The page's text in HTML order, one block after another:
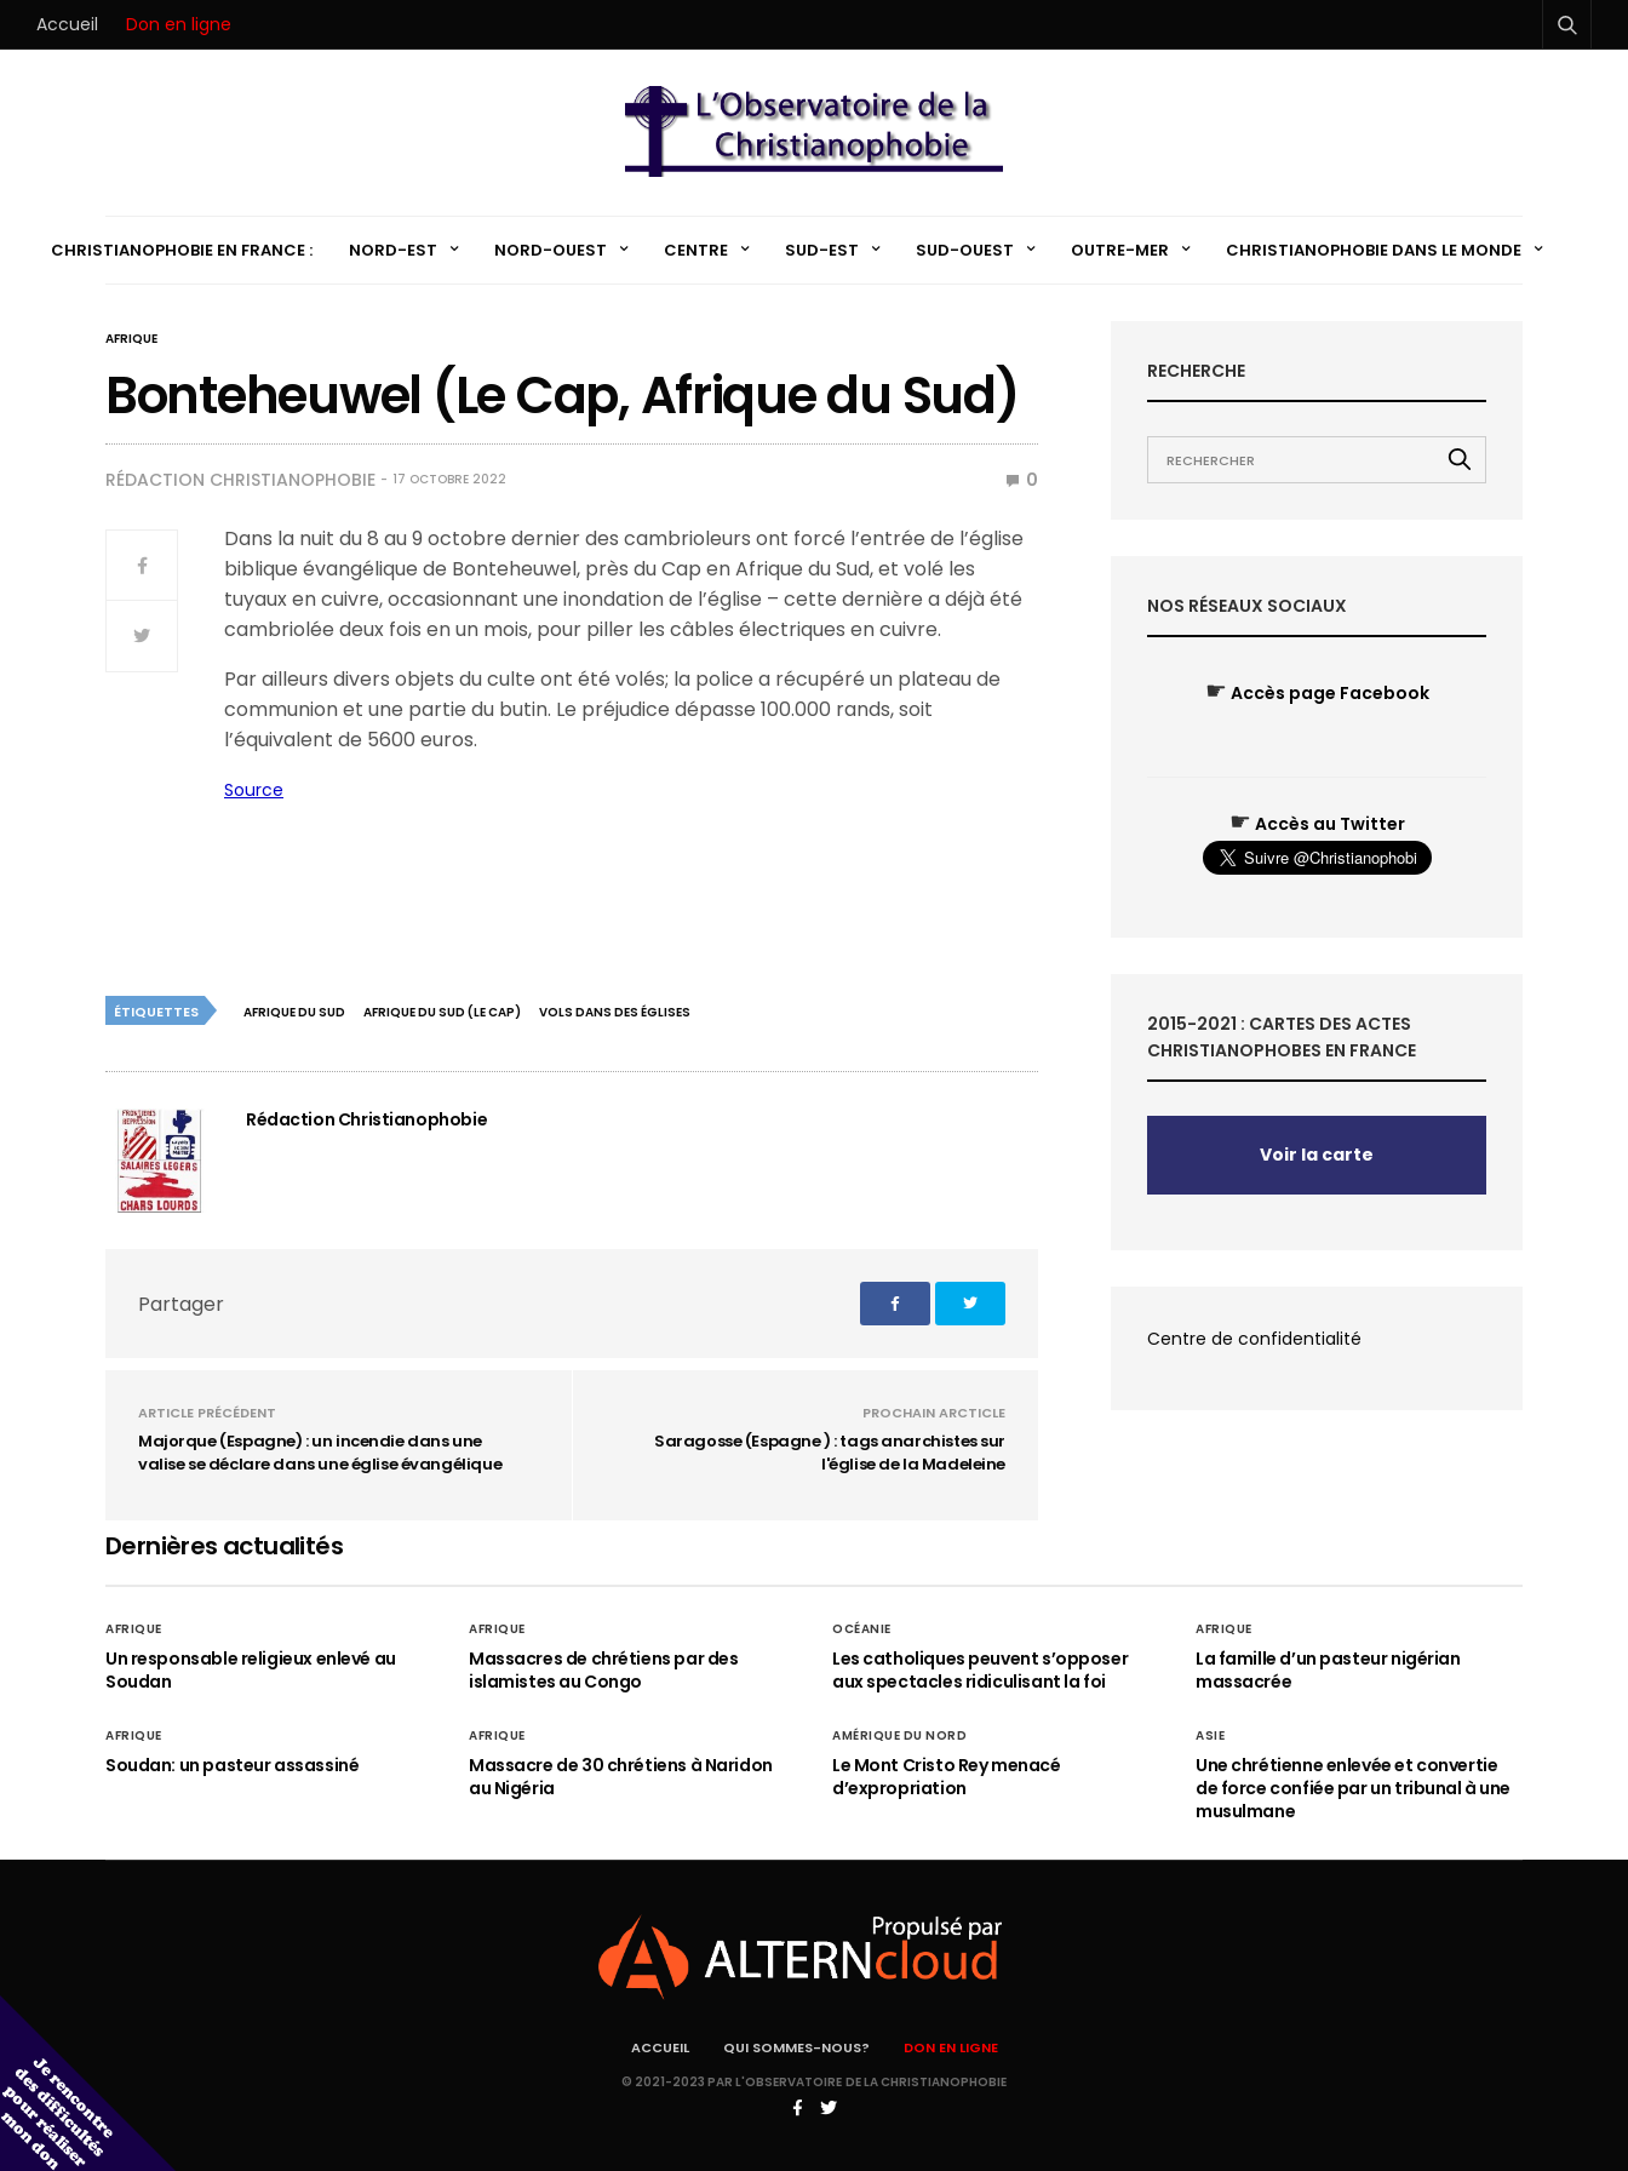
Accueil Don en ligne
CHRISTIANOPHOBIE EN FRANCE : NORD-EST NORD-OUEST CENTRE SUD-EST SUD-OUEST OUTRE-MER CHRISTIANOPHOBIE DANS LE MONDE
AFRIQUE
Bonteheuwel (Le Cap, Afrique du Sud)
RÉDACTION CHRISTIANOPHOBIE 17 OCTOBRE 2022 0
Dans la nuit du 8 au 9 octobre dernier des cambrioleurs ont forcé l’entrée de l’église
biblique évangélique de Bonteheuwel, près du Cap en Afrique du Sud, et volé les
tuyaux en cuivre, occasionnant une inondation de l’église – cette dernière a déjà été
cambriolée deux fois en un mois, pour piller les câbles électriques en cuivre.
Par ailleurs divers objets du culte ont été volés; la police a récupéré un plateau de
communion et une partie du butin. Le préjudice dépasse 100.000 rands, soit
l’équivalent de 5600 euros.
Source
ÉTIQUETTES AFRIQUE DU SUD AFRIQUE DU SUD (LE CAP) VOLS DANS DES ÉGLISES
Rédaction Christianophobie
Partager
ARTICLE PRÉCÉDENT
Majorque (Espagne) : un incendie dans une
valise se déclare dans une église évangélique
PROCHAIN ARCTICLE
Saragosse (Espagne ) : tags anarchistes sur
l'église de la Madeleine
RECHERCHE
NOS RÉSEAUX SOCIAUX
☛ Accès page Facebook
☛ Accès au Twitter
2015-2021 : CARTES DES ACTES
CHRISTIANOPHOBES EN FRANCE
Voir la carte
Centre de confidentialité
Dernières actualités
AFRIQUE
Un responsable religieux enlevé au
Soudan
AFRIQUE
Massacres de chrétiens par des
islamistes au Congo
OCÉANIE
Les catholiques peuvent s’opposer
aux spectacles ridiculisant la foi
AFRIQUE
La famille d’un pasteur nigérian
massacrée
AFRIQUE
Soudan: un pasteur assassiné
AFRIQUE
Massacre de 30 chrétiens à Naridon
au Nigéria
AMÉRIQUE DU NORD
Le Mont Cristo Rey menacé
d’expropriation
ASIE
Une chrétienne enlevée et convertie
de force confiée par un tribunal à une
musulmane
ACCUEIL QUI SOMMES-NOUS? DON EN LIGNE
© 2021-2023 PAR L'OBSERVATOIRE DE LA CHRISTIANOPHOBIE